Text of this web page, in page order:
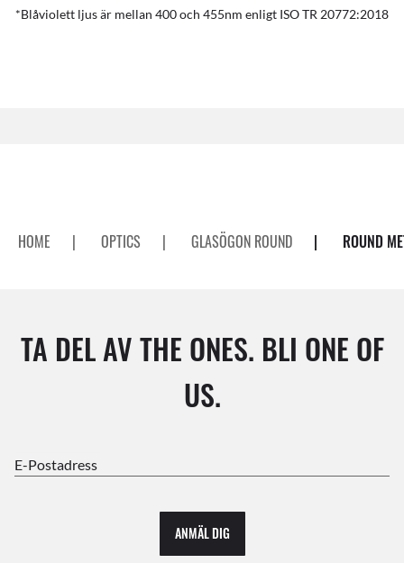
*Blåviolett ljus är mellan 400 och 455nm enligt ISO TR 20772:2018
HOME | OPTICS | GLASÖGON ROUND | ROUND
TA DEL AV THE ONES. BLI ONE OF
US.
E-Postadress
ANMÄL DIG